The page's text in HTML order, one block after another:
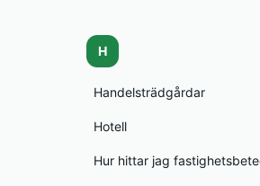
H
Handelsträdgårdar
Hotell
Hur hittar jag